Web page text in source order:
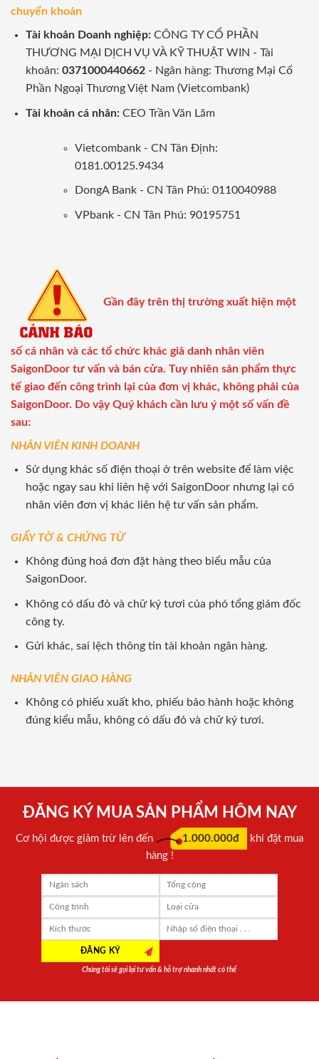
chuyển khoản
Tài khoản Doanh nghiệp:CÔNG TY CỔ PHẦN
THƯƠNG MẠI DỊCH VỤ VÀ KỸ THUẬT WIN - Tài
khoản: 0371000440662- Ngân hàng: Thương Mại Cổ
Phần Ngoại Thương Việt Nam (Vietcombank)
Tài khoản cá nhân: CEO Trần Văn Lãm
Vietcombank - CN Tân Định:
0181.00125.9434
DongA Bank - CN Tân Phú: 0110040988
VPbank - CN Tân Phú: 90195751
Gần đây trên thị trường xuất hiện một
số cá nhân và các tổ chức khác giả danh nhân viên
SaigonDoor tư vấn và bán cửa. Tuy nhiên sản phẩm thực
tế giao đến công trình lại của đơn vị khác, không phải của
SaigonDoor. Do vậy Quý khách cần lưu ý một số vấn đề
sau:
NHÂN VIÊN KINH DOANH
Sử dụng khác số điện thoại ở trên website để làm việc
hoặc ngay sau khi liên hệ với SaigonDoor nhưng lại có
nhân viên đơn vị khác liên hệ tư vấn sản phẩm.
GIẤY TỜ & CHỨNG TỪ
Không đúng hoá đơn đặt hàng theo biểu mẫu của
SaigonDoor.
Không có dấu đỏ và chữ ký tươi của phó tổng giám đốc
công ty.
Gửi khác, sai lệch thông tin tài khoản ngân hàng.
NHÂN VIÊN GIAO HÀNG
Không có phiếu xuất kho, phiếu bảo hành hoặc không
đúng kiểu mẫu, không có dấu đỏ và chữ ký tươi.
ĐĂNG KÝ MUA SẢN PHẨM HÔM NAY
Cơ hội được giảm trừ lên đến 1.000.000đ
khi đặt mua
hàng !
Chúng tôi sẽ gọi lại tư vấn & hỗ trợ nhanh nhất có thể